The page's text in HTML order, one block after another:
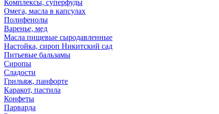
Комплексы, суперфуды
Омега, масла в капсулах
Полифенолы
Варенье, мед
Масла пищевые сыродавленные
Настойка, сироп Никитский сад
Питьевые бальзамы
Сиропы
Сладости
Грильяж, панфорте
Каракот, пастила
Конфеты
Парварда